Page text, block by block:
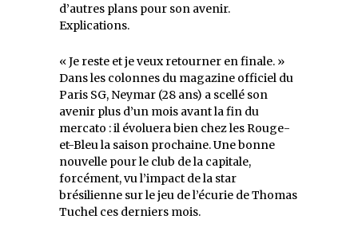
d’autres plans pour son avenir.
Explications.
« Je reste et je veux retourner en finale. »
Dans les colonnes du magazine officiel du
Paris SG, Neymar (28 ans) a scellé son
avenir plus d’un mois avant la fin du
mercato : il évoluera bien chez les Rouge-
et-Bleu la saison prochaine. Une bonne
nouvelle pour le club de la capitale,
forcément, vu l’impact de la star
brésilienne sur le jeu de l’écurie de Thomas
Tuchel ces derniers mois.